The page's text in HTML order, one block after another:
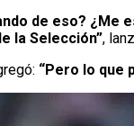
de eso? ¿Me
la Selección”,
“Pero lo que